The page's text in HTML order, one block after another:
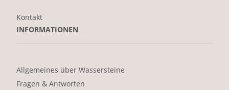
Kontakt
INFORMATIONEN
Allgemeines über Wassersteine
Fragen & Antworten